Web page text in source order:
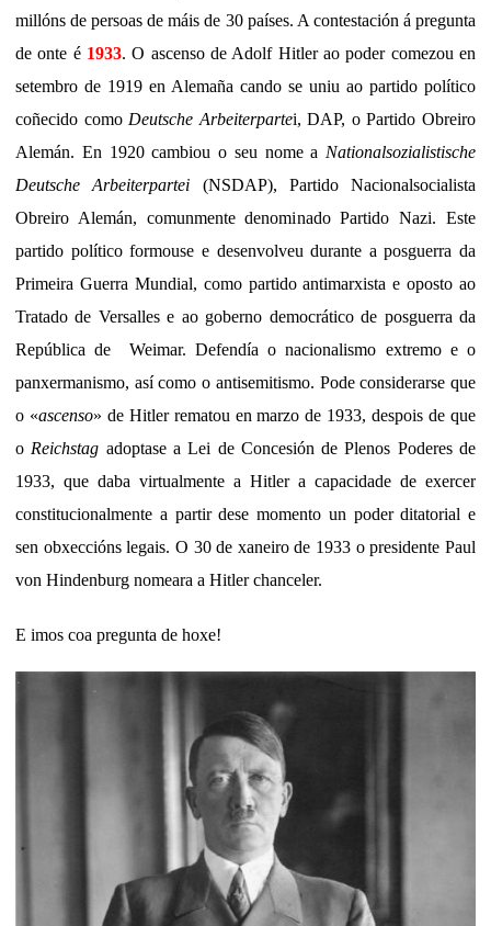
millóns de persoas de máis de 30 países. A contestación á pregunta
de onte é 1933. O ascenso de Adolf Hitler ao poder comezou en
setembro de 1919 en Alemaña​ cando se uniu ao partido político
coñecido como Deutsche Arbeiterpartei, DAP, o Partido Obreiro
Alemán. En 1920 cambiou o seu nome a Nationalsozialistische
Deutsche Arbeiterpartei (NSDAP), Partido Nacionalsocialista
Obreiro Alemán, comunmente denominado Partido Nazi. Este
partido político formouse e desenvolveu durante a posguerra da
Primeira Guerra Mundial, como partido antimarxista e oposto ao
Tratado de Versalles e ao goberno democrático de posguerra da
República de Weimar. Defendía o nacionalismo extremo e o
panxermanismo, así como o antisemitismo. Pode considerarse que
o «ascenso» de Hitler rematou en marzo de 1933, despois de que
o Reichstag adoptase a Lei de Concesión de Plenos Poderes de
1933, que daba virtualmente a Hitler a capacidade de exercer
constitucionalmente a partir dese momento un poder ditatorial e
sen obxeccións legais. O 30 de xaneiro de 1933 o presidente Paul
von Hindenburg nomeara a Hitler chanceler.
E imos coa pregunta de hoxe!